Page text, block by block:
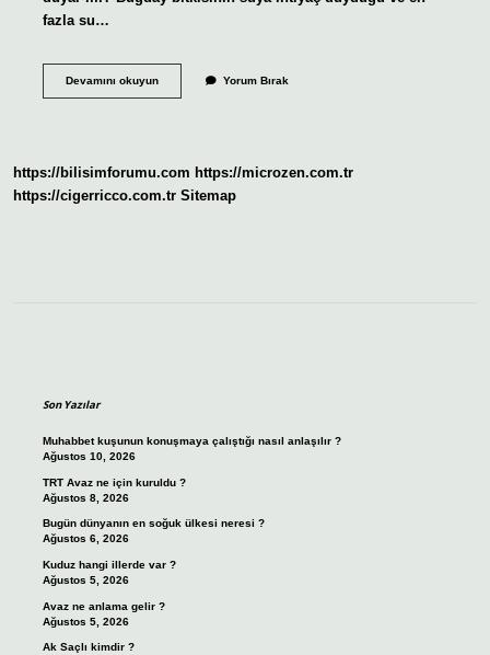
fazla su…
Devamını okuyunBuğday
Yorum Bırak
https://bilisimforumu.com https://microzen.com.tr
https://cigerricco.com.tr Sitemap
Son Yazılar
Muhabbet kuşunun konuşmaya çalıştığı nasıl anlaşılır ?
Ağustos 10, 2026
TRT Avaz ne için kuruldu ?
Ağustos 8, 2026
Bugün dünyanın en soğuk ülkesi neresi ?
Ağustos 6, 2026
Kuduz hangi illerde var ?
Ağustos 5, 2026
Avaz ne anlama gelir ?
Ağustos 5, 2026
Ak Saçlı kimdir ?